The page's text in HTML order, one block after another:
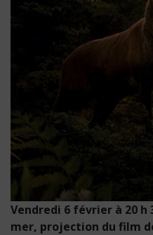
Vendredi 6 février à 20 h
mer, projection du film